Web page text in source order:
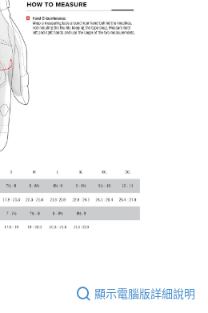
提供之「AFTEE先享後付」服務完成之交
個人資料，並將交易相關給付款項請求債
。
覽以下網址：
定代理人或監護人之同意方可使用
意申辦者引起之損失，本公司不負相關責
，將依據個別帳號之用戶狀況，依本公司即
有額度不足之情形，本公司將視審查結果
他人資訊註冊。若發現惡意使用之情形，
該用戶之使用額度並採取法律行動。
以上)免運費
顯示電腦版詳細說明